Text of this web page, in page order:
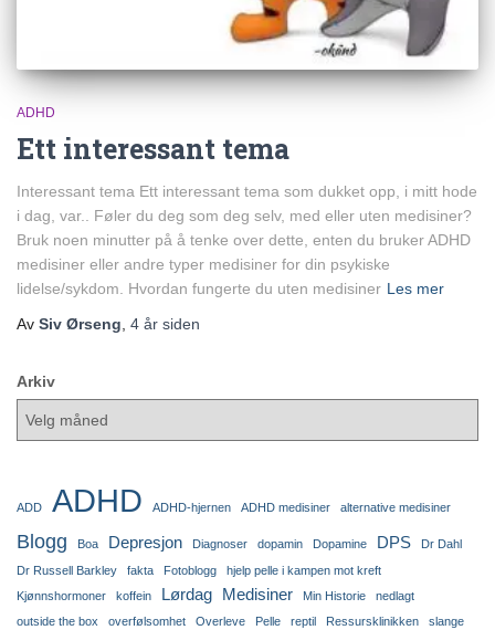
ADHD
Ett interessant tema
Interessant tema Ett interessant tema som dukket opp, i mitt hode
i dag, var.. Føler du deg som deg selv, med eller uten medisiner?
Bruk noen minutter på å tenke over dette, enten du bruker ADHD
medisiner eller andre typer medisiner for din psykiske
lidelse/sykdom. Hvordan fungerte du uten medisiner Les mer
Av Siv Ørseng 4 år siden
Arkiv
ADD ADHD ADHD-hjernen ADHD medisiner alternative medisiner
Blogg Boa Depresjon Diagnoser dopamin Dopamine DPS
Dr Dahl
Dr Russell Barkley
fakta Fotoblogg
hjelp pelle i kampen mot kreft
Kjønnshormoner
koffein Lørdag Medisiner Min Historie
nedlagt
outside the box
overfølsomhet Overleve Pelle reptil Ressursklinikken
slange